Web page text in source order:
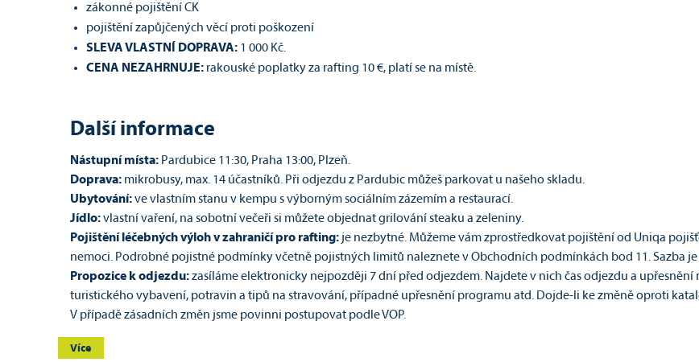
zákonné pojištění CK
pojištění zapůjčených věcí proti poškození
SLEVA VLASTNÍ DOPRAVA: 1 000 Kč.
CENA NEZAHRNUJE: rakouské poplatky za rafting 10 €, platí se na místě.
Další informace
Nástupní místa: Pardubice 11:30, Praha 13:00, Plzeň.
Doprava: mikrobusy, max. 14 účastníků. Při odjezdu z Pardubic můžeš parkovat u našeho skladu.
Ubytování:ve vlastním stanu v kempu s výborným sociálním zázemím a restaurací.
Jídlo:vlastní vaření, na sobotní večeři si můžete objednat grilování steaku a zeleniny.
Pojištění léčebných výloh v zahraničí pro rafting: je nezbytné. Můžeme vám zprostředkovat pojištění od Uniqa
nemoci. Podrobné pojistné podmínky včetně pojistných limitů naleznete v Obchodních podmínkách bod 11. Sazba je
Propozice k odjezdu:zasíláme elektronicky nejpozději 7 dní před odjezdem. Najdete v nich čas odjezdu a
turistického vybavení, potravin a tipů na stravování, případné upřesnění programu atd. Dojde-li ke změně oproti
V případě zásadních změn jsme povinni postupovat podle VOP.
Více